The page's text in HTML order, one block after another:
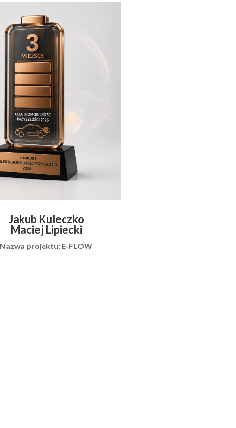
Jakub Kuleczko
Maciej Lipiecki
Nazwa projektu: E-FLOW